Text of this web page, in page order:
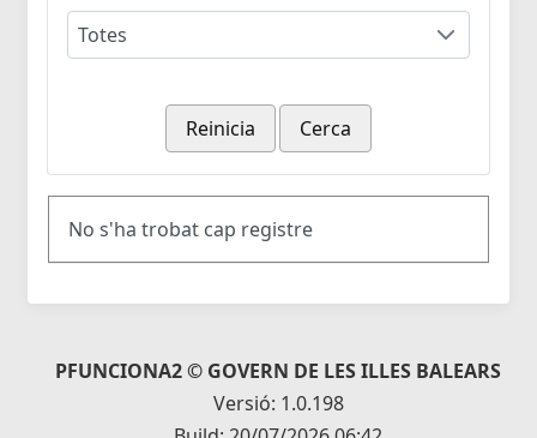
Totes
Reinicia Cerca
No s'ha trobat cap registre
PFUNCIONA2 © GOVERN DE LES ILLES BALEARS
Versió: 1.0.198